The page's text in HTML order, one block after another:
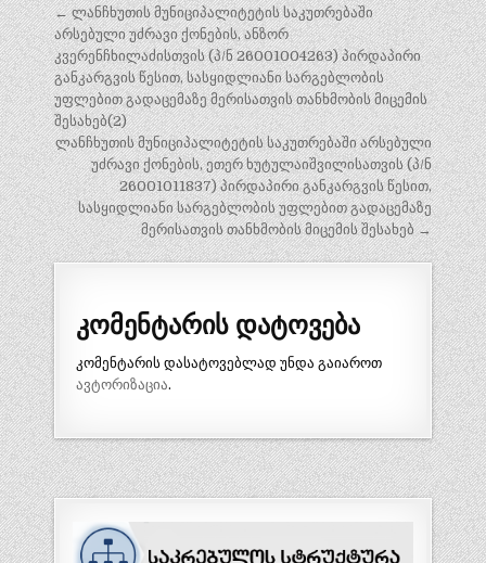
პოსტის
ნავიგაცია
← ლანჩხუთის მუნიციპალიტეტის საკუთრებაში
არსებული უძრავი ქონების, ანზორ
კვერენჩხილაძისთვის (პ/ნ 26001004263) პირდაპირი
განკარგვის წესით, სასყიდლიანი სარგებლობის
უფლებით გადაცემაზე მერისათვის თანხმობის მიცემის
შესახებ(2)
ლანჩხუთის მუნიციპალიტეტის საკუთრებაში არსებული
უძრავი ქონების, ეთერ ხუტულაიშვილისათვის (პ/ნ
26001011837) პირდაპირი განკარგვის წესით,
სასყიდლიანი სარგებლობის უფლებით გადაცემაზე
მერისათვის თანხმობის მიცემის შესახებ →
კომენტარის დატოვება
კომენტარის დასატოვებლად უნდა გაიაროთ
ავტორიზაცია.